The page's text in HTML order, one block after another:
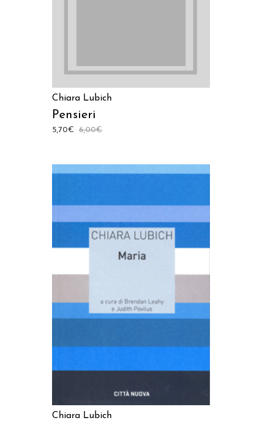
Chiara Lubich
Pensieri
6,00€
5,70€
Chiara Lubich